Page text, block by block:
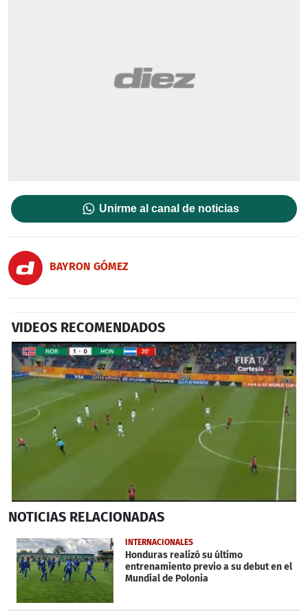
Unirme al canal de noticias
BAYRON GÓMEZ
VIDEOS RECOMENDADOS
seconds
1
minute,
58
seconds
NOTICIAS RELACIONADAS
INTERNACIONALES
Honduras realizó su último
entrenamiento previo a su debut en el
Mundial de Polonia